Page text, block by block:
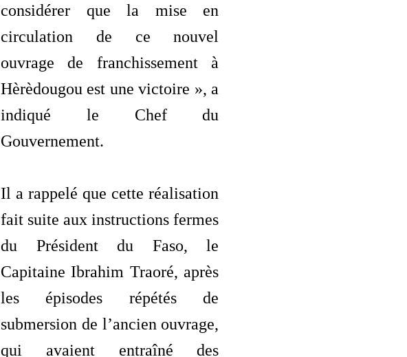
considérer que la mise en
circulation de ce nouvel
ouvrage de franchissement à
Hèrèdougou est une victoire », a
indiqué le Chef du
Gouvernement.
‎Il a rappelé que cette réalisation
fait suite aux instructions fermes
du Président du Faso, le
Capitaine Ibrahim Traoré, après
les épisodes répétés de
submersion de l’ancien ouvrage,
qui avaient entraîné des